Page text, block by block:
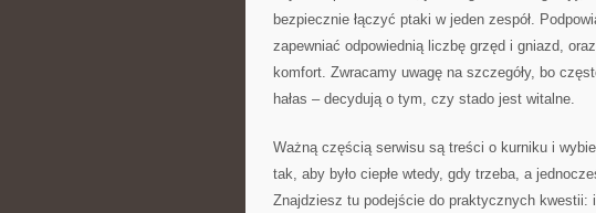
bezpiecznie łączyć ptaki w jeden zespół.
zapewniać odpowiednią liczbę grzęd i gniazd,
komfort. Zwracamy uwagę na szczegóły, bo
hałas – decydują o tym, czy stado jest witalne.
Ważną częścią serwisu są treści o kurniku i
tak, aby było ciepłe wtedy, gdy trzeba, a
Znajdziesz tu podejście do praktycznych kwestii: